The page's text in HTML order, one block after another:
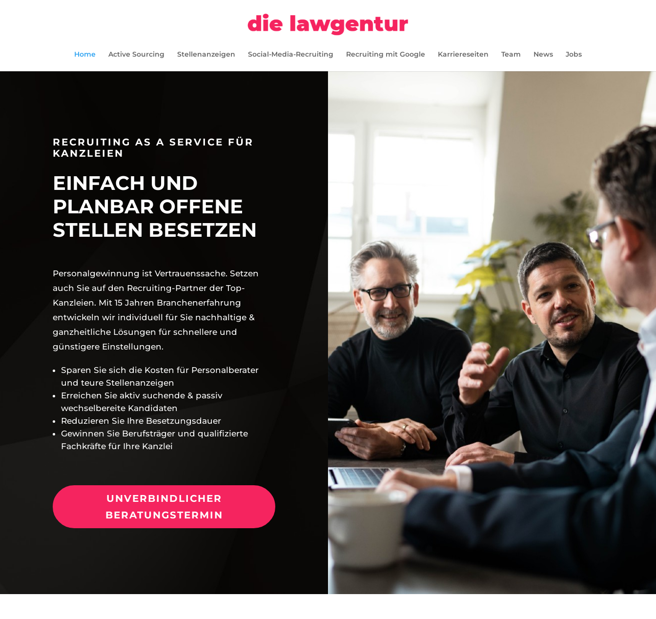
Home Active Sourcing Stellenanzeigen Social-Media-Recruiting Recruiting mit Google Karriereseiten Team News Jobs
RECRUITING AS A SERVICE FÜR
KANZLEIEN
EINFACH UND
PLANBAR OFFENE
STELLEN BESETZEN
Personalgewinnung ist Vertrauenssache. Setzen
auch Sie auf den Recruiting-Partner der Top-
Kanzleien. Mit 15 Jahren Branchenerfahrung
entwickeln wir individuell für Sie nachhaltige &
ganzheitliche Lösungen für schnellere und
günstigere Einstellungen.
Sparen Sie sich die Kosten für Personalberater
und teure Stellenanzeigen
Erreichen Sie aktiv suchende & passiv
wechselbereite Kandidaten
Reduzieren Sie Ihre Besetzungsdauer
Gewinnen Sie Berufsträger und qualifizierte
Fachkräfte für Ihre Kanzlei
UNVERBINDLICHER
BERATUNGSTERMIN